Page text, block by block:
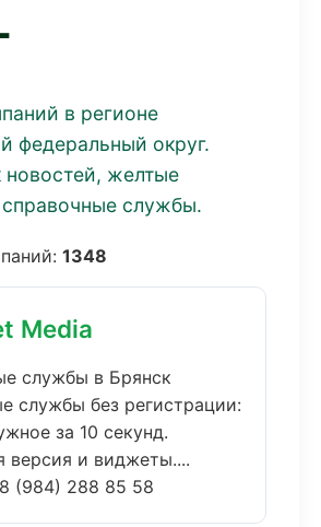
в регионе
федеральный округ.
новостей, желтые
службы.
1348
Media
службы в Брянск
службы без регистрации:
за 10 секунд.
версия и виджеты....
8 (984) 288 85 58